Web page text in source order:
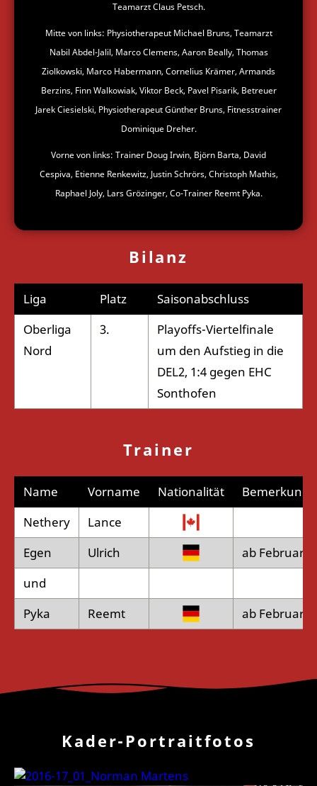
Teamarzt Claus Petsch.
Mitte von links: Physiotherapeut Michael Bruns, Teamarzt
Nabil Abdel-Jalil, Marco Clemens, Aaron Beally, Thomas
Ziolkowski, Marco Habermann, Cornelius Krämer, Armands
Berzins, Finn Walkowiak, Viktor Beck, Pavel Pisarik, Betreuer
Jarek Ciesielski, Physiotherapeut Günther Bruns, Fitnesstrainer
Dominique Dreher.
Vorne von links: Trainer Doug Irwin, Björn Barta, David
Cespiva, Etienne Renkewitz, Justin Schrörs, Christoph Mathis,
Raphael Joly, Lars Grözinger, Co-Trainer Reemt Pyka.
Bilanz
Liga Platz
Saisonabschluss
Oberliga
Nord
3.
Playoffs-Viertelfinale
um den Aufstieg in die
DEL2, 1:4 gegen EHC
Sonthofen
Trainer
Name Vorname Nationalität
Bemerkung
Nethery
Lance
Egen
Ulrich
ab Februar
und
Pyka
Reemt ab Februar
Kader-Portraitfotos